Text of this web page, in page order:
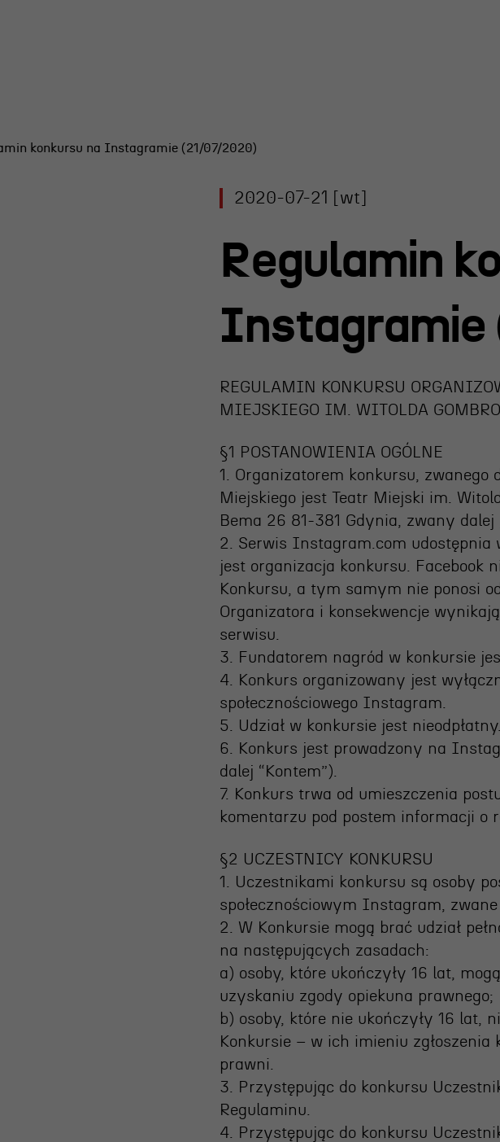
konkursu na Instagramie (21/07/2020)
2020-07-21 [wt]
Regulamin
Instagramie
REGULAMIN KONKURSU
MIEJSKIEGO IM. WITOLDA
§1 POSTANOWIENIA OGÓLNE
1. Organizatorem konkursu, zwanego
Miejskiego jest Teatr Miejski im.
Bema 26 81-381 Gdynia, zwany dalej
2. Serwis Instagram.com udostępnia
jest organizacja konkursu. Facebook
Konkursu, a tym samym nie ponosi
Organizatora i konsekwencje
serwisu.
3. Fundatorem nagród w konkursie
4. Konkurs organizowany jest
społecznościowego Instagram.
5. Udział w konkursie jest nieodpłatny.
6. Konkurs jest prowadzony na
dalej “Kontem”).
7. Konkurs trwa od umieszczenia
komentarzu pod postem informacji o
§2 UCZESTNICY KONKURSU
1. Uczestnikami konkursu są osoby
społecznościowym Instagram,
2. W Konkursie mogą brać udział
na następujących zasadach:
a) osoby, które ukończyły 16 lat,
uzyskaniu zgody opiekuna prawnego;
b) osoby, które nie ukończyły 16 lat,
Konkursie – w ich imieniu zgłoszenia
prawni.
3. Przystępując do konkursu
Regulaminu.
4. Przystępując do konkursu